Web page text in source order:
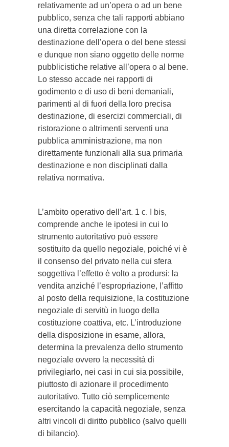
relativamente ad un’opera o ad un bene
pubblico, senza che tali rapporti abbiano
una diretta correlazione con la
destinazione dell’opera o del bene stessi
e dunque non siano oggetto delle norme
pubblicistiche relative all’opera o al bene.
Lo stesso accade nei rapporti di
godimento e di uso di beni demaniali,
parimenti al di fuori della loro precisa
destinazione, di esercizi commerciali, di
ristorazione o altrimenti serventi una
pubblica amministrazione, ma non
direttamente funzionali alla sua primaria
destinazione e non disciplinati dalla
relativa normativa.
L’ambito operativo dell’art. 1 c. I bis,
comprende anche le ipotesi in cui lo
strumento autoritativo può essere
sostituito da quello negoziale, poiché vi è
il consenso del privato nella cui sfera
soggettiva l’effetto è volto a prodursi: la
vendita anziché l’espropriazione, l’affitto
al posto della requisizione, la costituzione
negoziale di servitù in luogo della
costituzione coattiva, etc. L’introduzione
della disposizione in esame, allora,
determina la prevalenza dello strumento
negoziale ovvero la necessità di
privilegiarlo, nei casi in cui sia possibile,
piuttosto di azionare il procedimento
autoritativo. Tutto ciò semplicemente
esercitando la capacità negoziale, senza
altri vincoli di diritto pubblico (salvo quelli
di bilancio).